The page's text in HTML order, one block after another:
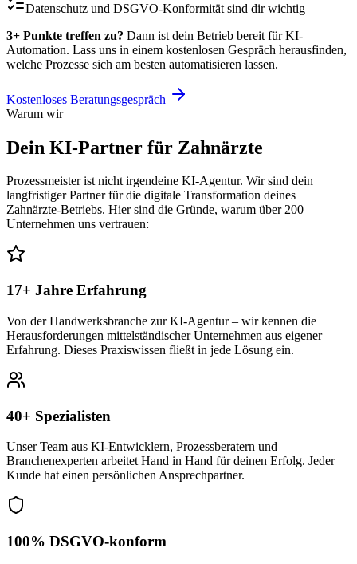
Datenschutz und DSGVO-Konformität sind dir wichtig
3+ Punkte treffen zu? Dann ist dein Betrieb bereit für KI-
Automation. Lass uns in einem kostenlosen Gespräch herausfinden,
welche Prozesse sich am besten automatisieren lassen.
Kostenloses Beratungsgespräch
Warum wir
Dein KI-Partner für Zahnärzte
Prozessmeister ist nicht irgendeine KI-Agentur. Wir sind dein
langfristiger Partner für die digitale Transformation deines
Zahnärzte-Betriebs. Hier sind die Gründe, warum über 200
Unternehmen uns vertrauen:
17+ Jahre Erfahrung
Von der Handwerksbranche zur KI-Agentur – wir kennen die
Herausforderungen mittelständischer Unternehmen aus eigener
Erfahrung. Dieses Praxiswissen fließt in jede Lösung ein.
40+ Spezialisten
Unser Team aus KI-Entwicklern, Prozessberatern und
Branchenexperten arbeitet Hand in Hand für deinen Erfolg. Jeder
Kunde hat einen persönlichen Ansprechpartner.
100% DSGVO-konform